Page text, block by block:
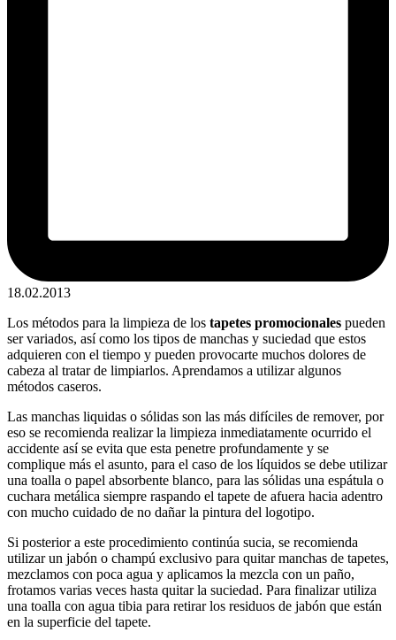
18.02.2013
Los métodos para la limpieza de los tapetes promocionales pueden
ser variados, así como los tipos de manchas y suciedad que estos
adquieren con el tiempo y pueden provocarte muchos dolores de
cabeza al tratar de limpiarlos. Aprendamos a utilizar algunos
métodos caseros.
Las manchas liquidas o sólidas son las más difíciles de remover, por
eso se recomienda realizar la limpieza inmediatamente ocurrido el
accidente así se evita que esta penetre profundamente y se
complique más el asunto, para el caso de los líquidos se debe utilizar
una toalla o papel absorbente blanco, para las sólidas una espátula o
cuchara metálica siempre raspando el tapete de afuera hacia adentro
con mucho cuidado de no dañar la pintura del logotipo.
Si posterior a este procedimiento continúa sucia, se recomienda
utilizar un jabón o champú exclusivo para quitar manchas de tapetes,
mezclamos con poca agua y aplicamos la mezcla con un paño,
frotamos varias veces hasta quitar la suciedad. Para finalizar utiliza
una toalla con agua tibia para retirar los residuos de jabón que están
en la superficie del tapete.